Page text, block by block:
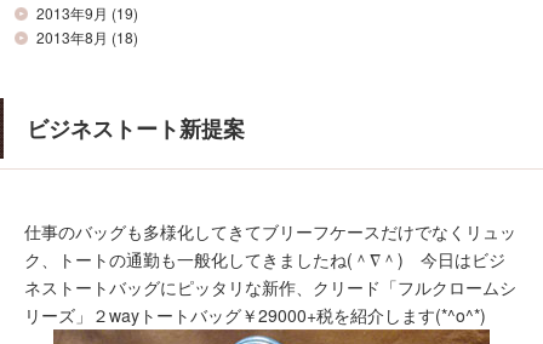
2013年9月 (19)
2013年8月 (18)
ビジネストート新提案
仕事のバッグも多様化してきてブリーフケースだけでなくリュッ
ク、トートの通勤も一般化してきましたね(＾∇＾) 今日はビジ
ネストートバッグにピッタリな新作、クリード「フルクロームシ
リーズ」２wayトートバッグ￥29000+税を紹介します(*^o^*)